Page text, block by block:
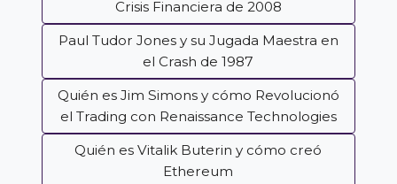
Crisis Financiera de 2008
Paul Tudor Jones y su Jugada Maestra en
el Crash de 1987
Quién es Jim Simons y cómo Revolucionó
el Trading con Renaissance Technologies
Quién es Vitalik Buterin y cómo creó
Ethereum